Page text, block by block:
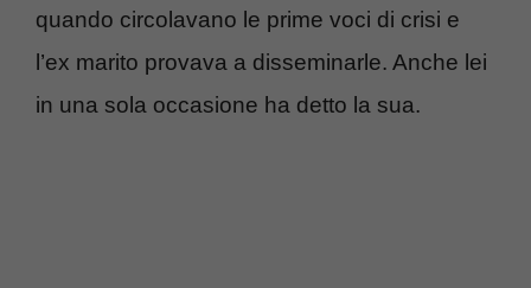
quando circolavano le prime voci di crisi e
l’ex marito provava a disseminarle. Anche lei
in una sola occasione ha detto la sua.